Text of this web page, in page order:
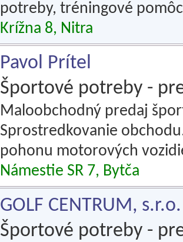
potreby, tréningové
Krížna 8, Nitra
Pavol Prítel
Športové potreby -
Maloobchodný predaj
Sprostredkovanie
pohonu motorových
Námestie SR 7, Bytča
GOLF CENTRUM, s.r.o.
Športové potreby -